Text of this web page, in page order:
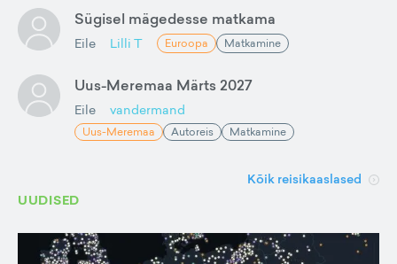
Sügisel mägedesse matkama
Eile Lilli T Euroopa Matkamine
Uus-Meremaa Märts 2027
Eile vandermand
Uus-Meremaa Autoreis Matkamine
Kõik reisikaaslased
UUDISED